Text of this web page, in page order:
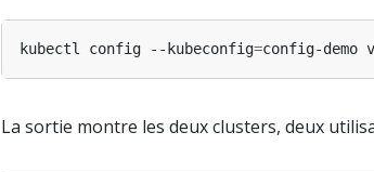
kubectl config --kubeconfig=
La sortie montre les deux clusters, deux